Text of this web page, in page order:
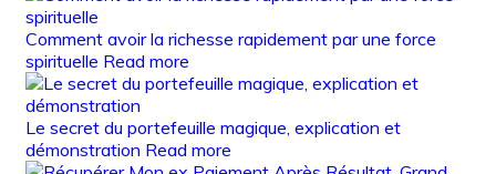
Comment avoir la richesse rapidement par une force
spirituelle Read more
Le secret du portefeuille magique, explication et
démonstration Read more